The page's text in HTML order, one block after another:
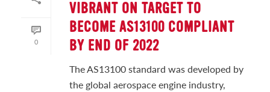
0
VIBRANT ON TARGET TO
BECOME AS13100 COMPLIANT
BY END OF 2022
The AS13100 standard was developed by
the global aerospace engine industry,